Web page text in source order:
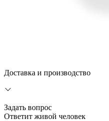
Доставка и производство
Задать вопрос
Ответит живой человек